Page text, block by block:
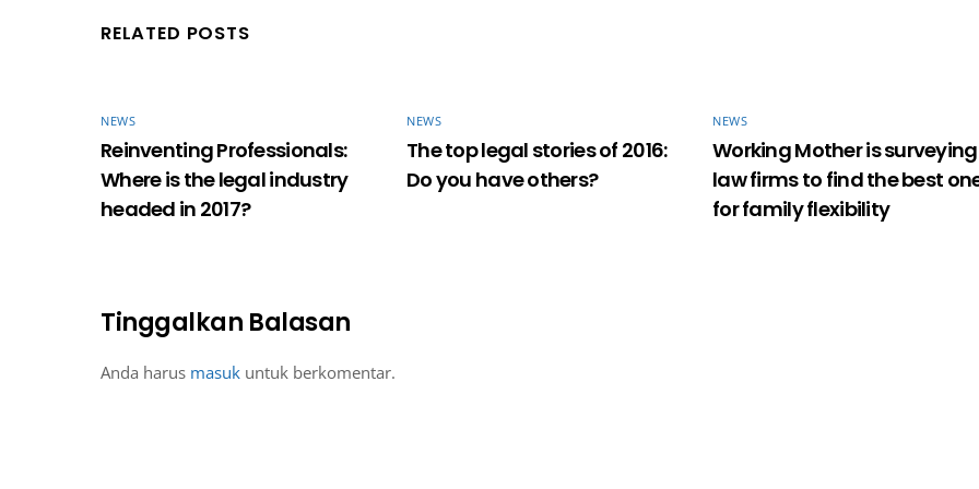
RELATED POSTS
NEWS
Reinventing Professionals:
Where is the legal industry
headed in 2017?
NEWS
The top legal stories of 2016:
Do you have others?
NEWS
Working Mother is surveying
law firms to find the best
for family flexibility
Tinggalkan Balasan
Anda harus masuk untuk berkomentar.